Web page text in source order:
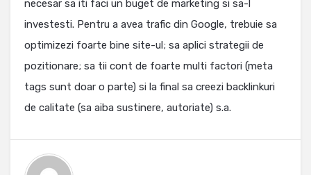
necesar sa iti faci un buget de marketing si sa-l
investesti. Pentru a avea trafic din Google, trebuie sa
optimizezi foarte bine site-ul; sa aplici strategii de
pozitionare; sa tii cont de foarte multi factori (meta
tags sunt doar o parte) si la final sa creezi backlinkuri
de calitate (sa aiba sustinere, autoriate) s.a.